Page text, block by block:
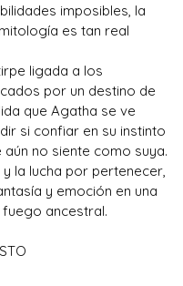
imposibles, la
es tan real
ligada a los
por un destino de
que Agatha se ve
si confiar en su instinto
no siente como suya.
la lucha por pertenecer,
y emoción en una
ancestral.